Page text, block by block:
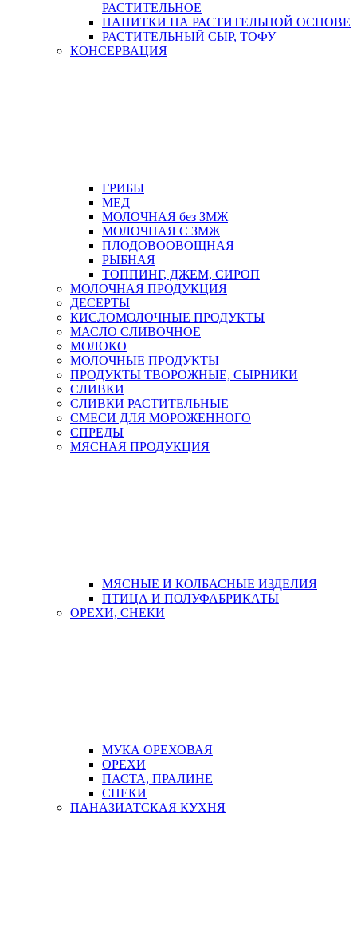
РАСТИТЕЛЬНОЕ
НАПИТКИ НА РАСТИТЕЛЬНОЙ ОСНОВЕ
РАСТИТЕЛЬНЫЙ СЫР, ТОФУ
КОНСЕРВАЦИЯ
ГРИБЫ
МЕД
МОЛОЧНАЯ без ЗМЖ
МОЛОЧНАЯ С ЗМЖ
ПЛОДОВООВОЩНАЯ
РЫБНАЯ
ТОППИНГ, ДЖЕМ, СИРОП
МОЛОЧНАЯ ПРОДУКЦИЯ
ДЕСЕРТЫ
КИСЛОМОЛОЧНЫЕ ПРОДУКТЫ
МАСЛО СЛИВОЧНОЕ
МОЛОКО
МОЛОЧНЫЕ ПРОДУКТЫ
ПРОДУКТЫ ТВОРОЖНЫЕ, СЫРНИКИ
СЛИВКИ
СЛИВКИ РАСТИТЕЛЬНЫЕ
СМЕСИ ДЛЯ МОРОЖЕННОГО
СПРЕДЫ
МЯСНАЯ ПРОДУКЦИЯ
МЯСНЫЕ И КОЛБАСНЫЕ ИЗДЕЛИЯ
ПТИЦА И ПОЛУФАБРИКАТЫ
ОРЕХИ, СНЕКИ
МУКА ОРЕХОВАЯ
ОРЕХИ
ПАСТА, ПРАЛИНЕ
СНЕКИ
ПАНАЗИАТСКАЯ КУХНЯ